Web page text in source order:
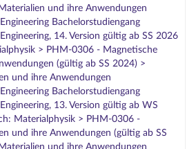
und ihre Anwendungen
Bachelorstudiengang
14. Version gültig ab SS 2026
> PHM-0306 - Magnetische
(gültig ab SS 2024) >
und ihre Anwendungen
Bachelorstudiengang
13. Version gültig ab WS
Materialphysik > PHM-0306 -
und ihre Anwendungen (gültig ab SS
und ihre Anwendungen